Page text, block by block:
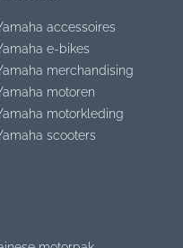
accessoires
e-bikes
merchandising
motoren
motorkleding
scooters